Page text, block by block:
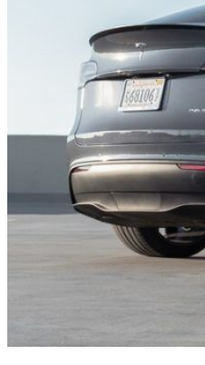
HOME
CHI SIAMO
CHI SIAMO